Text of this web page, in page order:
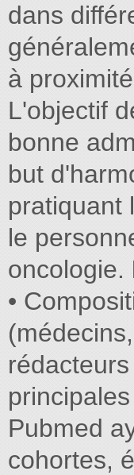
dans
à
L'objectif
bonne
but
pratiquant
le
oncologie.
•
Pubmed
cohortes,